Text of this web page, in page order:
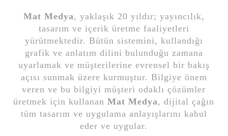
Mat Medya, yaklaşık 20 yıldır; yayıncılık,
tasarım ve içerik üretme faaliyetleri
yürütmektedir. Bütün sistemini, kullandığı
grafik ve anlatım dilini bulunduğu zamana
uyarlamak ve müşterilerine evrensel bir bakış
açısı sunmak üzere kurmuştur. Bilgiye önem
veren ve bu bilgiyi müşteri odaklı çözümler
üretmek için kullananMat Medya, dijital çağın
tüm tasarım ve uygulama anlayışlarını kabul
eder ve uygular.